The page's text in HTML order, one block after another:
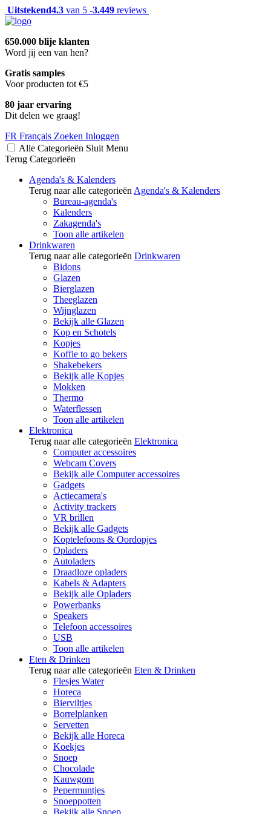
Uitstekend4.3 van 5 -3.449 reviews
650.000 blije klanten
Word jij een van hen?
Gratis samples
Voor producten tot €5
80 jaar ervaring
Dit delen we graag!
FR Français Zoeken Inloggen
Alle Categorieën Sluit Menu
Terug Categorieën
Agenda's & Kalenders
Terug naar alle categorieën Agenda's & Kalenders
Bureau-agenda's
Kalenders
Zakagenda's
Toon alle artikelen
Drinkwaren
Terug naar alle categorieën Drinkwaren
Bidons
Glazen
Bierglazen
Theeglazen
Wijnglazen
Bekijk alle Glazen
Kop en Schotels
Kopjes
Koffie to go bekers
Shakebekers
Bekijk alle Kopjes
Mokken
Thermo
Waterflessen
Toon alle artikelen
Elektronica
Terug naar alle categorieën Elektronica
Computer accessoires
Webcam Covers
Bekijk alle Computer accessoires
Gadgets
Actiecamera's
Activity trackers
VR brillen
Bekijk alle Gadgets
Koptelefoons & Oordopjes
Opladers
Autoladers
Draadloze opladers
Kabels & Adapters
Bekijk alle Opladers
Powerbanks
Speakers
Telefoon accessoires
USB
Toon alle artikelen
Eten & Drinken
Terug naar alle categorieën Eten & Drinken
Flesjes Water
Horeca
Bierviltjes
Borrelplanken
Servetten
Bekijk alle Horeca
Koekjes
Snoep
Chocolade
Kauwgom
Pepermuntjes
Snoeppotten
Bekijk alle Snoep